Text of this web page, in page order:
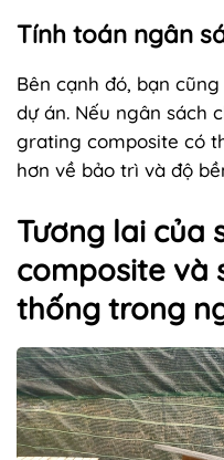
Tính toán ngân
Bên cạnh đó, bạn
dự án. Nếu ngân sách
grating composite có
hơn về bảo trì và độ
Tương lai của
composite và
thống trong